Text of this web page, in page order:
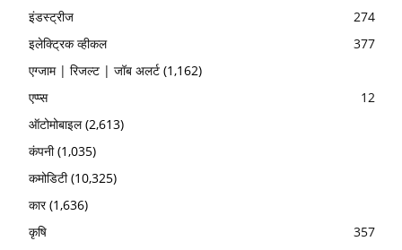
इंडस्ट्रीज
274
इलेक्ट्रिक व्हीकल
377
एग्जाम | रिजल्ट | जॉब अलर्ट (1,162)
एप्प्स
12
ऑटोमोबाइल(2,613)
कंपनी(1,035)
कमोडिटी(10,325)
कार(1,636)
कृषि
357